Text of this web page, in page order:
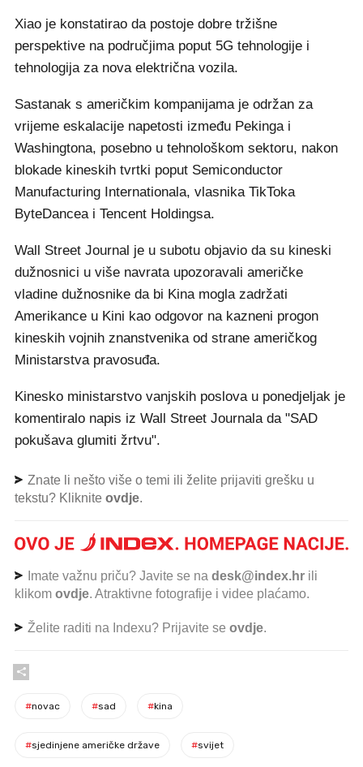
Xiao je konstatirao da postoje dobre tržišne
perspektive na područjima poput 5G tehnologije i
tehnologija za nova električna vozila.
Sastanak s američkim kompanijama je održan za
vrijeme eskalacije napetosti između Pekinga i
Washingtona, posebno u tehnološkom sektoru, nakon
blokade kineskih tvrtki poput Semiconductor
Manufacturing Internationala, vlasnika TikToka
ByteDancea i Tencent Holdingsa.
Wall Street Journal je u subotu objavio da su kineski
dužnosnici u više navrata upozoravali američke
vladine dužnosnike da bi Kina mogla zadržati
Amerikance u Kini kao odgovor na kazneni progon
kineskih vojnih znanstvenika od strane američkog
Ministarstva pravosuđa.
Kinesko ministarstvo vanjskih poslova u ponedjeljak je
komentiralo napis iz Wall Street Journala da "SAD
pokušava glumiti žrtvu".
Znate li nešto više o temi ili želite prijaviti grešku u
tekstu? Kliknite ovdje.
Imate važnu priču? Javite se na desk@index.hr ili
klikom ovdje. Atraktivne fotografije i videe plaćamo.
Želite raditi na Indexu? Prijavite se ovdje.
#novac #sad #kina
#sjedinjene američke države #svijet